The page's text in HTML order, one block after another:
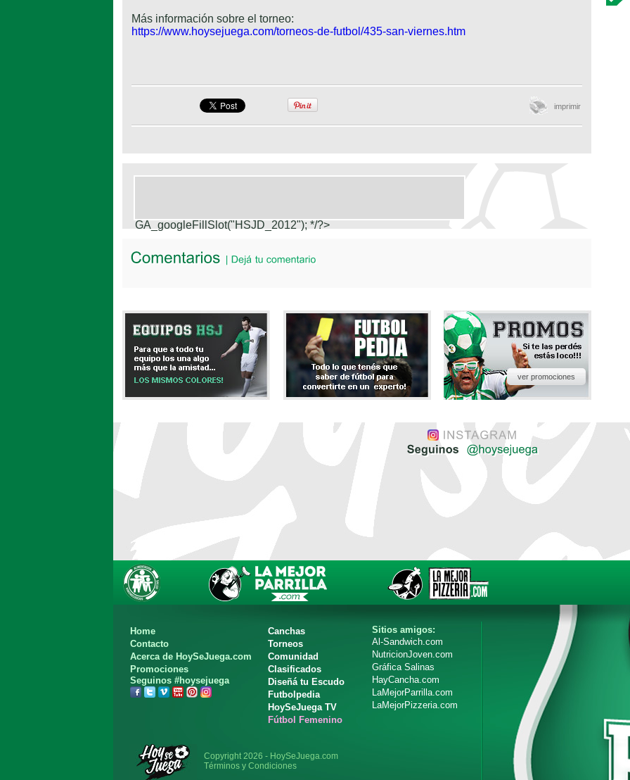
Más información sobre el torneo:
https://www.hoysejuega.com/torneos-de-futbol/435-san-viernes.htm
imprimir
GA_googleFillSlot("HSJD_2012"); */?>
ver promociones
Home
Contacto
Acerca de HoySeJuega.com
Promociones
Seguinos #hoysejuega
Canchas
Torneos
Comunidad
Clasificados
Diseñá tu Escudo
Futbolpedia
HoySeJuega TV
Fútbol Femenino
Sitios amigos:
Al-Sandwich.com
NutricionJoven.com
Gráfica Salinas
HayCancha.com
LaMejorParrilla.com
LaMejorPizzeria.com
Copyright 2026 - HoySeJuega.com
Términos y Condiciones